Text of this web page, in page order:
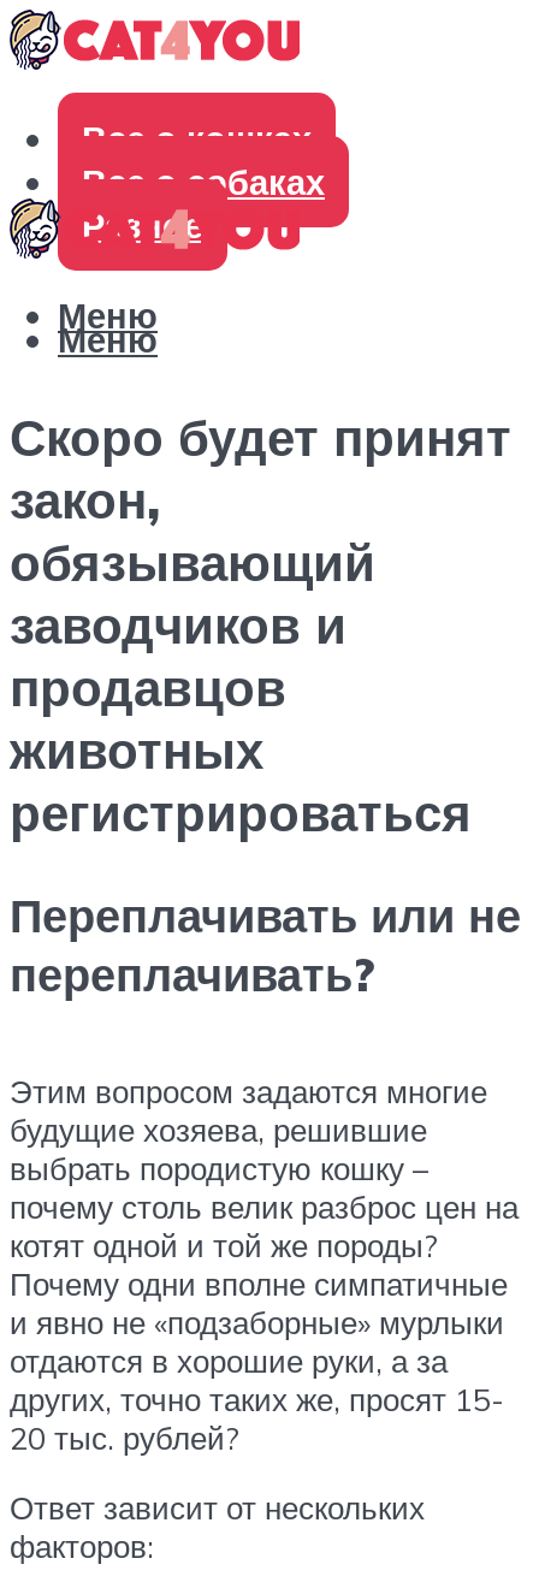
Все о кошках
Все о собаках
Разное
Меню
Меню
Скоро будет принят
закон,
обязывающий
заводчиков и
продавцов
животных
регистрироваться
Переплачивать или не
переплачивать?
Этим вопросом задаются многие
будущие хозяева, решившие
выбрать породистую кошку –
почему столь велик разброс цен на
котят одной и той же породы?
Почему одни вполне симпатичные
и явно не «подзаборные» мурлыки
отдаются в хорошие руки, а за
других, точно таких же, просят 15-
20 тыс. рублей?
Ответ зависит от нескольких
факторов: